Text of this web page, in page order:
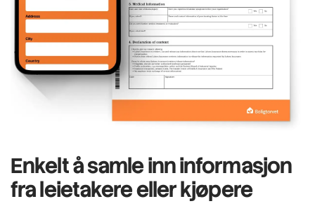
Enkelt å samle inn informasjon
fra leietakere eller kjøpere